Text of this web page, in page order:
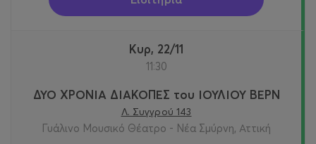
Κυρ, 22/11
11:30
ΔΥΟ ΧΡΟΝΙΑ ΔΙΑΚΟΠΕΣ του ΙΟΥΛΙΟΥ ΒΕΡΝ
Λ. Συγγρού 143
Γυάλινο Μουσικό Θέατρο - Νέα Σμύρνη, Αττική